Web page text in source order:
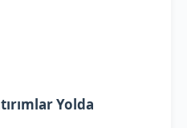
Yolda